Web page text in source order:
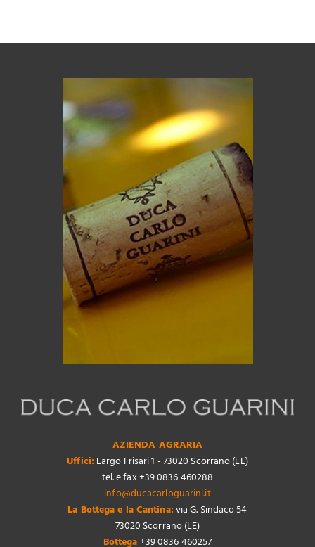
AZIENDA AGRARIA
Uffici: Largo Frisari 1 - 73020 Scorrano (LE)
tel. e fax +39 0836 460288
info@ducacarloguarini.it
La Bottega e la Cantina:via G. Sindaco 54
73020 Scorrano (LE)
Bottega+39 0836 460257